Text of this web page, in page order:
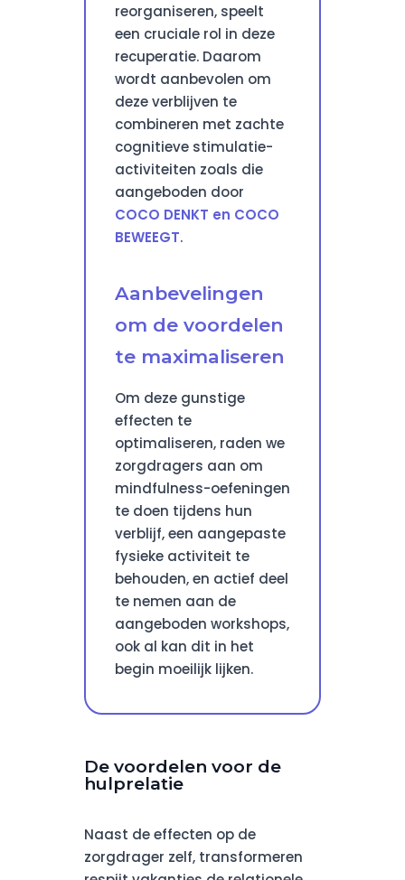
reorganiseren, speelt
een cruciale rol in deze
recuperatie. Daarom
wordt aanbevolen om
deze verblijven te
combineren met zachte
cognitieve stimulatie-
activiteiten zoals die
aangeboden door
COCO DENKT en COCO
BEWEEGT.
Aanbevelingen
om de voordelen
te maximaliseren
Om deze gunstige
effecten te
optimaliseren, raden we
zorgdragers aan om
mindfulness-oefeningen
te doen tijdens hun
verblijf, een aangepaste
fysieke activiteit te
behouden, en actief deel
te nemen aan de
aangeboden workshops,
ook al kan dit in het
begin moeilijk lijken.
De voordelen voor de
hulprelatie
Naast de effecten op de
zorgdrager zelf, transformeren